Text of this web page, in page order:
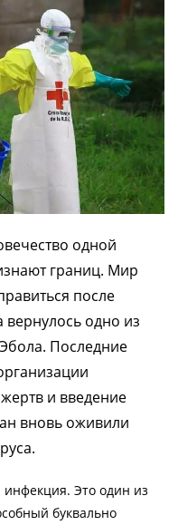
одной
границ. Мир
после
вернулось одно из
Последние
и введение
вновь оживили
Это один из
буквально